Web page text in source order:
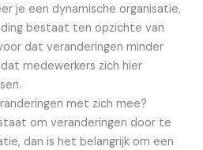
je een dynamische organisatie,
bestaat ten opzichte van
dat veranderingen minder
medewerkers zich hier
met zich mee?
om veranderingen door te
dan is het belangrijk om een